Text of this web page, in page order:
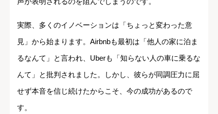
実際、多くのイノベーションは「ちょっと変わった意
見」から始まります。Airbnbも最初は「他人の家に泊ま
るなんて」と言われ、Uberも「知らない人の車に乗るな
んて」と批判されました。しかし、彼らが同調圧力に屈
せず本音を信じ続けたからこそ、今の成功があるので
す。